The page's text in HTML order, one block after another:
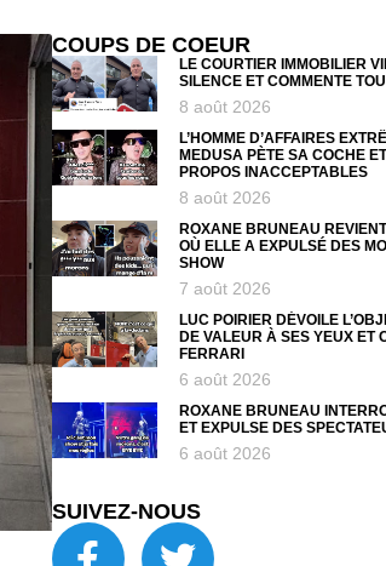
COUPS DE COEUR
LE COURTIER IMMOBILIER
SILENCE ET COMMENTE
8 août 2026
L’HOMME D’AFFAIRES
MEDUSA PÈTE SA COCHE
PROPOS INACCEPTABLES
8 août 2026
ROXANE BRUNEAU
OÙ ELLE A EXPULSÉ DES
SHOW
7 août 2026
LUC POIRIER DÉVOILE
DE VALEUR À SES YEUX ET
FERRARI
6 août 2026
ROXANE BRUNEAU
ET EXPULSE DES
6 août 2026
SUIVEZ-NOUS